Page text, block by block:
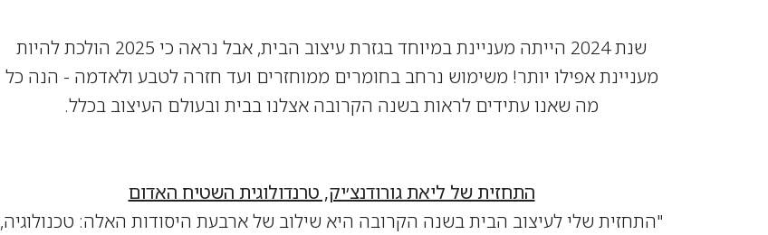
שנת 2024 הייתה מעניינת במיוחד בגזרת עיצוב הבית, אבל נראה כי 2025 הולכת להיות
מעניינת אפילו יותר! משימוש נרחב בחומרים ממוחזרים ועד חזרה לטבע ולאדמה - הנה כל
מה שאנו עתידים לראות בשנה הקרובה אצלנו בבית ובעולם העיצוב בכלל.
התחזית של ליאת גורודנצ׳יק, טרנדולוגית השטיח האדום
"התחזית שלי לעיצוב הבית בשנה הקרובה היא שילוב של ארבעת היסודות האלה: טכנולוגיה,